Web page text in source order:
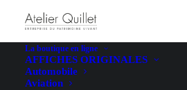
La boutique en ligne
AFFICHES ORIGINALES
Automobile
Aviation